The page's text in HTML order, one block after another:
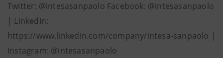
Twitter: @intesasanpaolo Facebook: @intesasanpaolo
| LinkedIn:
https://www.linkedin.com/company/intesa-sanpaolo |
Instagram: @intesasanpaolo